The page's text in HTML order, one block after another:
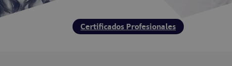
Certificados Profesionales